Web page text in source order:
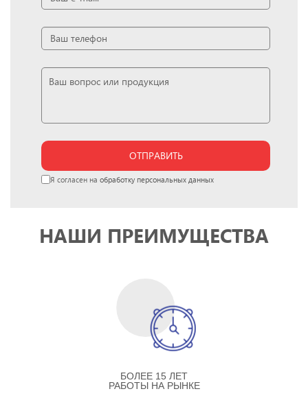
ОТПРАВИТЬ
Я согласен на обработку персональных данных
НАШИ ПРЕИМУЩЕСТВА
БОЛЕЕ 15 ЛЕТ
РАБОТЫ НА РЫНКЕ